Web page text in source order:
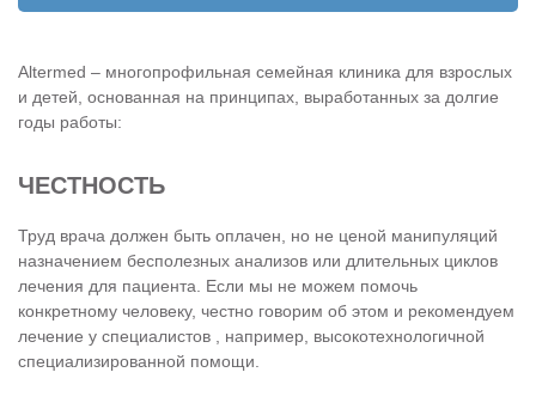
Altermed – многопрофильная семейная клиника для взрослых
и детей, основанная на принципах, выработанных за долгие
годы работы:
ЧЕСТНОСТЬ
Труд врача должен быть оплачен, но не ценой манипуляций
назначением бесполезных анализов или длительных циклов
лечения для пациента. Если мы не можем помочь
конкретному человеку, честно говорим об этом и рекомендуем
лечение у специалистов , например, высокотехнологичной
специализированной помощи.